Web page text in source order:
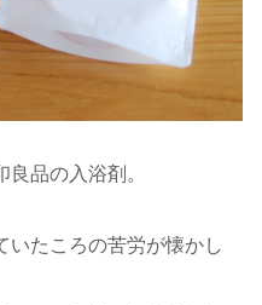
品の入浴剤。
いたころの苦労が懐かし